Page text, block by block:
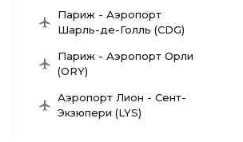
Париж - Аэропорт
Шарль-де-Голль (CDG)
Париж - Аэропорт Орли
(ORY)
Аэропорт Лион - Сент-
Экзюпери (LYS)